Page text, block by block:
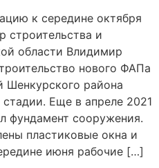
к середине октября
строительства и
области Влидимир
нового ФАПа
Шенкурского района
Еще в апреле 2021
фундамент сооружения.
пластиковые окна и
июня рабочие […]